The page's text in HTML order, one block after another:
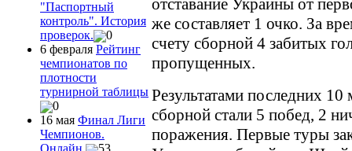
"Паспортный
контроль". История
проверок.
0
6 февраля Рейтинг
чемпионатов по
плотности
турнирной таблицы
0
16 мая Финал Лиги
Чемпионов.
же составляет 1 очко. За
счету сборной 4 забитых
пропущенных.
Результатами последних 10
сборной стали 5 побед, 2
поражения. Первые туры